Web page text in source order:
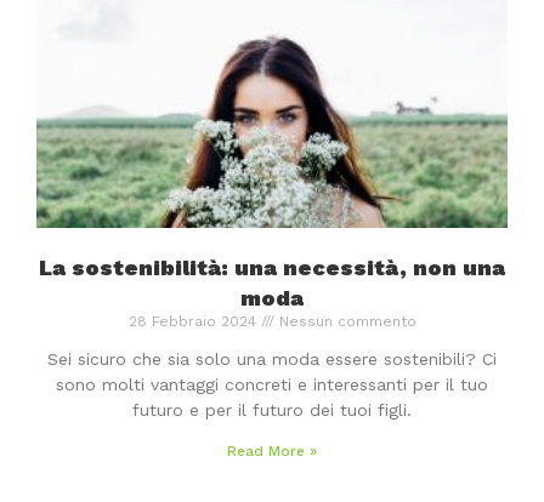
La sostenibilità: una necessità, non una
moda
28 Febbraio 2024 Nessun commento
Sei sicuro che sia solo una moda essere sostenibili? Ci
sono molti vantaggi concreti e interessanti per il tuo
futuro e per il futuro dei tuoi figli.
Read More »